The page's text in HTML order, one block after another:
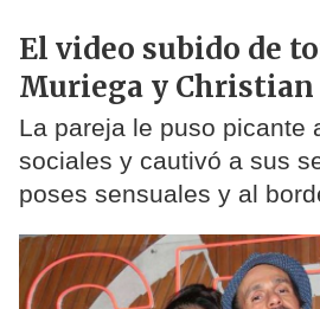
El video subido de
Muriega y Christian
La pareja le puso picante
sociales y cautivó a sus
poses sensuales y al